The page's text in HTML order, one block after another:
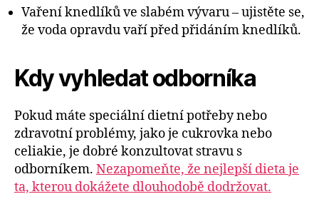
Vaření knedlíků ve slabém vývaru – ujistěte se,
že voda opravdu vaří před přidáním knedlíků.
Kdy vyhledat odborníka
Pokud máte speciální dietní potřeby nebo
zdravotní problémy, jako je cukrovka nebo
celiakie, je dobré konzultovat stravu s
odborníkem. Nezapomeňte, že nejlepší dieta je
ta, kterou dokážete dlouhodobě dodržovat.